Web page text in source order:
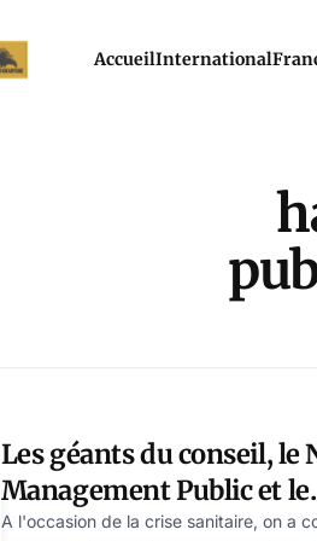
AccueilInternational
Les géants du conseil, le
Management Public et le
formatage des décideurs
A l'occasion de la crise sanitaire, on a